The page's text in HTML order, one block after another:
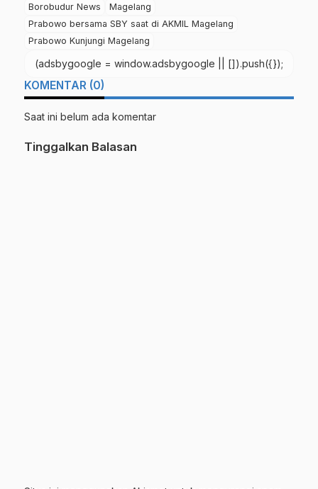
Borobudur News
Magelang
Prabowo bersama SBY saat di AKMIL Magelang
Prabowo Kunjungi Magelang
(adsbygoogle = window.adsbygoogle || []).push({});
KOMENTAR (0)
Saat ini belum ada komentar
Tinggalkan Balasan